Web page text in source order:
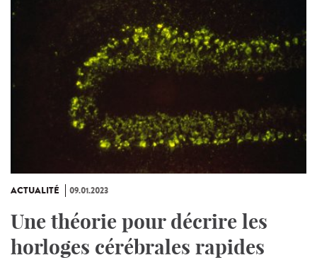
ACTUALITÉ 09.01.2023
Une théorie pour décrire les
horloges cérébrales rapides